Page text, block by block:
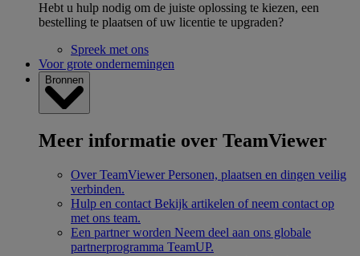
Hebt u hulp nodig om de juiste oplossing te kiezen, een
bestelling te plaatsen of uw licentie te upgraden?
Spreek met ons
Voor grote ondernemingen
Bronnen
Meer informatie over TeamViewer
Over TeamViewer Personen, plaatsen en dingen veilig
verbinden.
Hulp en contact Bekijk artikelen of neem contact op
met ons team.
Een partner worden Neem deel aan ons globale
partnerprogramma TeamUP.